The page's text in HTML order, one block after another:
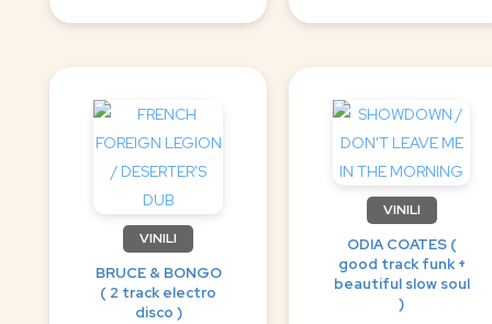
VINILI
BRUCE & BONGO
( 2 track electro
disco )
VINILI
ODIA COATES (
good track funk +
beautiful slow soul
)